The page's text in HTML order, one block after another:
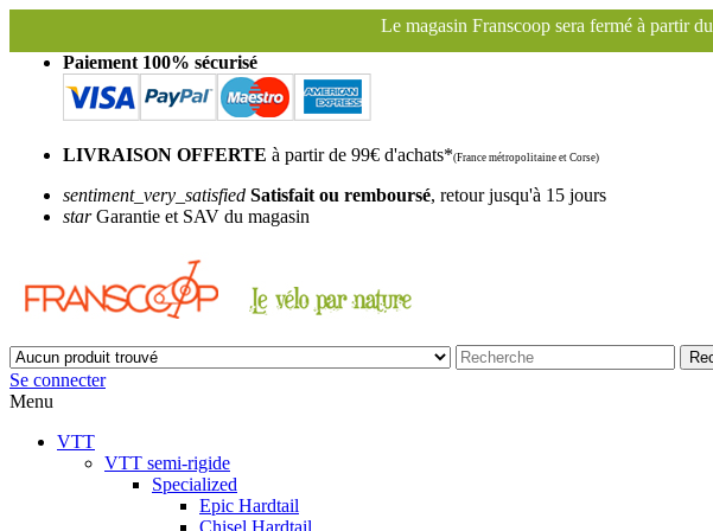
Le magasin Franscoop sera fermé à partir du samedi 1er août au soir,
Paiement 100% sécurisé
LIVRAISON OFFERTE à partir de 99€ d'achats*(France métropolitaine et Corse)
sentiment_very_satisfied Satisfait ou remboursé, retour jusqu'à 15 jours
starGarantie et SAV du magasin
Se connecter
Menu
VTT
VTT semi-rigide
Specialized
Epic Hardtail
Chisel Hardtail